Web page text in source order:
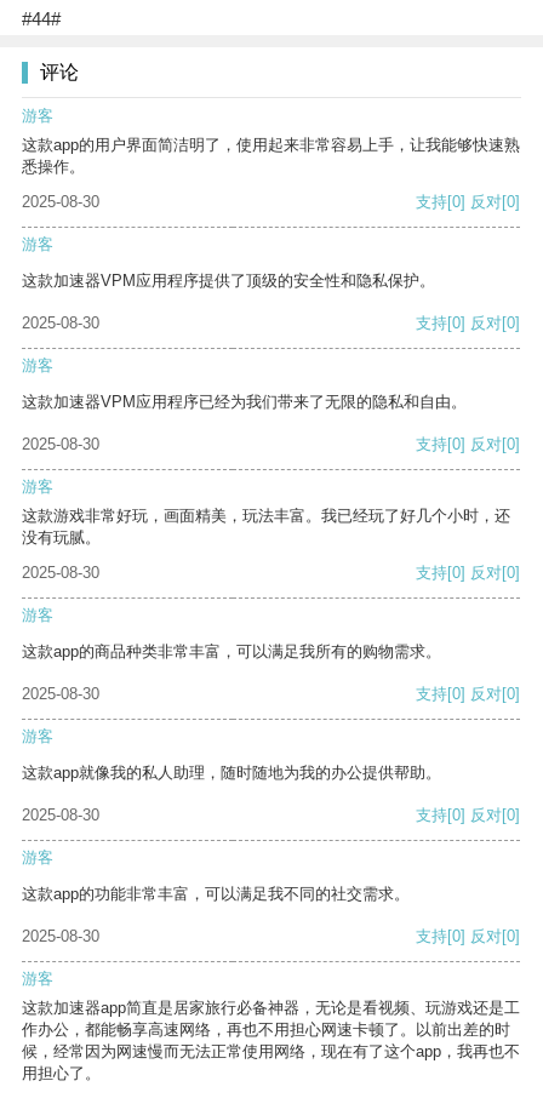
#44#
评论
游客
这款app的用户界面简洁明了，使用起来非常容易上手，让我能够快速熟
悉操作。
2025-08-30
支持[0] 反对[0]
游客
这款加速器VPM应用程序提供了顶级的安全性和隐私保护。
2025-08-30 支持[0] 反对[0]
游客
这款加速器VPM应用程序已经为我们带来了无限的隐私和自由。
2025-08-30 支持[0] 反对[0]
游客
这款游戏非常好玩，画面精美，玩法丰富。我已经玩了好几个小时，还
没有玩腻。
2025-08-30
支持[0] 反对[0]
游客
这款app的商品种类非常丰富，可以满足我所有的购物需求。
2025-08-30 支持[0] 反对[0]
游客
这款app就像我的私人助理，随时随地为我的办公提供帮助。
2025-08-30 支持[0] 反对[0]
游客
这款app的功能非常丰富，可以满足我不同的社交需求。
2025-08-30 支持[0] 反对[0]
游客
这款加速器app简直是居家旅行必备神器，无论是看视频、玩游戏还是工
作办公，都能畅享高速网络，再也不用担心网速卡顿了。以前出差的时
候，经常因为网速慢而无法正常使用网络，现在有了这个app，我再也不
用担心了。